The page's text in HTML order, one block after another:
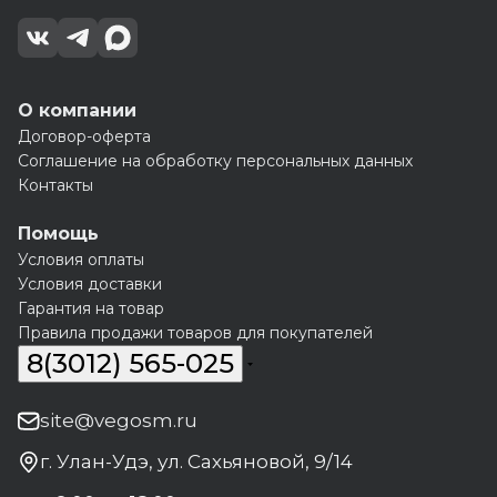
О компании
Договор-оферта
Соглашение на обработку персональных данных
Контакты
Помощь
Условия оплаты
Условия доставки
Гарантия на товар
Правила продажи товаров для покупателей
8(3012) 565-025
site@vegosm.ru
г. Улан-Удэ, ул. Сахьяновой, 9/14